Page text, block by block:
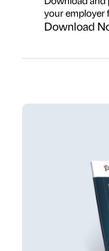
your employer
Download